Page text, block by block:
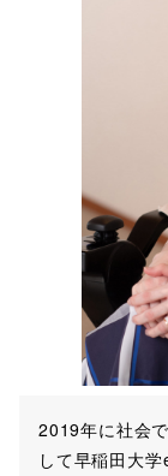
2019年に社会
して早稲田大